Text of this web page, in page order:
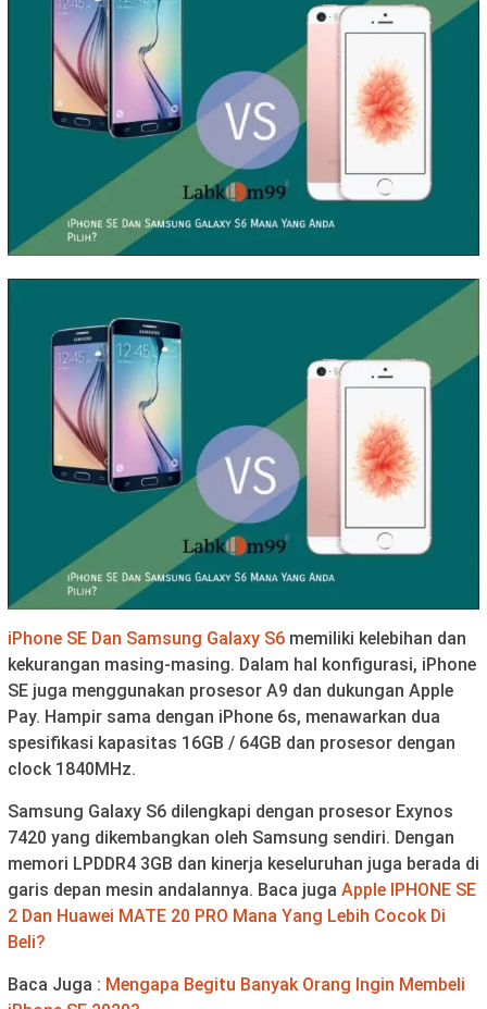
iPhone SE Dan Samsung Galaxy S6 memiliki kelebihan dan
kekurangan masing-masing. Dalam hal konfigurasi, iPhone
SE juga menggunakan prosesor A9 dan dukungan Apple
Pay. Hampir sama dengan iPhone 6s, menawarkan dua
spesifikasi kapasitas 16GB / 64GB dan prosesor dengan
clock 1840MHz.
Samsung Galaxy S6 dilengkapi dengan prosesor Exynos
7420 yang dikembangkan oleh Samsung sendiri. Dengan
memori LPDDR4 3GB dan kinerja keseluruhan juga berada di
garis depan mesin andalannya. Baca juga Apple IPHONE SE
2 Dan Huawei MATE 20 PRO Mana Yang Lebih Cocok Di
Beli?
Baca Juga : Mengapa Begitu Banyak Orang Ingin Membeli